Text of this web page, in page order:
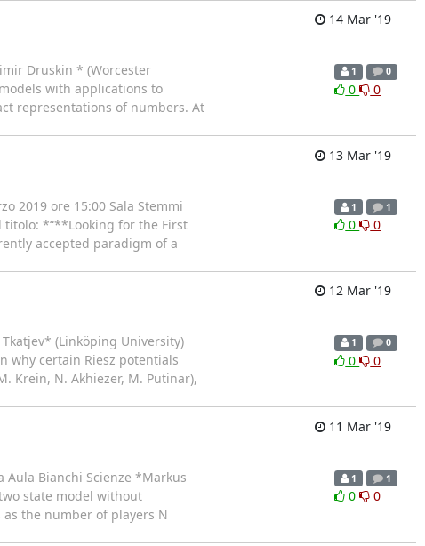
14 Mar '19
Druskin * (Worcester
with applications to
representations of numbers. At
1 0
0 0
13 Mar '19
2019 ore 15:00 Sala Stemmi
titolo: *“**Looking for the First
accepted paradigm of a
1 1
0 0
12 Mar '19
(Linkӧping University)
why certain Riesz potentials
Krein, N. Akhiezer, M. Putinar),
1 0
0 0
11 Mar '19
Bianchi Scienze *Markus
state model without
the number of players N
1 1
0 0